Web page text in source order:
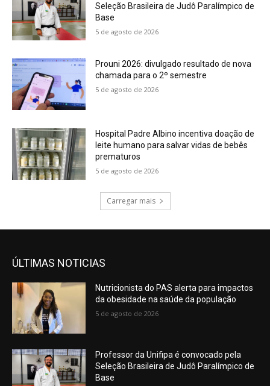
Seleção Brasileira de Judô Paralímpico de
Base
5 de agosto de 2026
Prouni 2026: divulgado resultado de nova
chamada para o 2º semestre
5 de agosto de 2026
Hospital Padre Albino incentiva doação de
leite humano para salvar vidas de bebês
prematuros
5 de agosto de 2026
Carregar mais
ÚLTIMAS NOTICIAS
Nutricionista do PAS alerta para impactos
da obesidade na saúde da população
5 de agosto de 2026
Professor da Unifipa é convocado pela
Seleção Brasileira de Judô Paralímpico de
Base